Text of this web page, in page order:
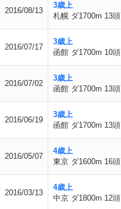
2016/08/13
3歳上
札幌 ダ1700m 13頭
2016/07/17
3歳上
函館 ダ1700m 10頭
2016/07/02
3歳上
函館 ダ1700m 13頭
2016/06/19
3歳上
函館 ダ1700m 13頭
2016/05/07
4歳上
東京 ダ1600m 16頭
2016/03/13
4歳上
中京 ダ1800m 12頭